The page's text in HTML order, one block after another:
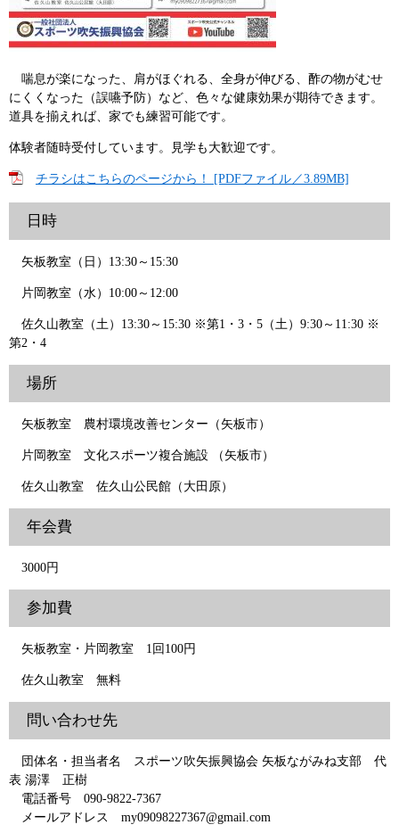
喘息が楽になった、肩がほぐれる、全身が伸びる、酢の物がむせ
にくくなった（誤嚥予防）など、色々な健康効果が期待できます。
道具を揃えれば、家でも練習可能です。
体験者随時受付しています。見学も大歓迎です。
チラシはこちらのページから！ [PDFファイル／3.89MB]
日時
矢板教室（日）13:30～15:30
片岡教室（水）10:00～12:00
佐久山教室（土）13:30～15:30 ※第1・3・5（土）9:30～11:30 ※
第2・4
場所
矢板教室 農村環境改善センター（矢板市）
片岡教室 文化スポーツ複合施設 （矢板市）
佐久山教室 佐久山公民館（大田原）
年会費
3000円
参加費
矢板教室・片岡教室 1回100円
佐久山教室 無料
問い合わせ先
団体名・担当者名 スポーツ吹矢振興協会 矢板ながみね支部 代
表 湯澤 正樹
電話番号 090-9822-7367
メールアドレス my09098227367@gmail.com